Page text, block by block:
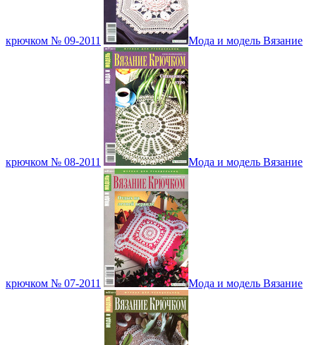
крючком № 09-2011 Мода и модель Вязание
крючком № 08-2011 Мода и модель Вязание
крючком № 07-2011 Мода и модель Вязание